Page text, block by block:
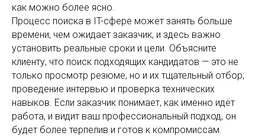
как можно более ясно.
Процесс поиска в IT-сфере может занять больше
времени, чем ожидает заказчик, и здесь важно
установить реальные сроки и цели. Объясните
клиенту, что поиск подходящих кандидатов — это не
только просмотр резюме, но и их тщательный отбор,
проведение интервью и проверка технических
навыков. Если заказчик понимает, как именно идёт
работа, и видит ваш профессиональный подход, он
будет более терпелив и готов к компромиссам.